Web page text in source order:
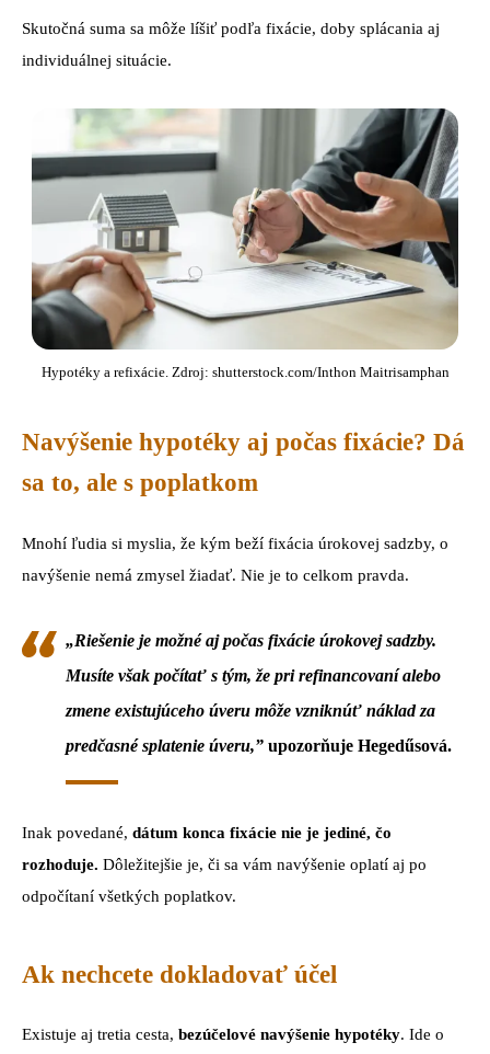
Skutočná suma sa môže líšiť podľa fixácie, doby splácania aj
individuálnej situácie.
Hypotéky a refixácie. Zdroj: shutterstock.com/Inthon Maitrisamphan
Navýšenie hypotéky aj počas fixácie? Dá
sa to, ale s poplatkom
Mnohí ľudia si myslia, že kým beží fixácia úrokovej sadzby, o
navýšenie nemá zmysel žiadať. Nie je to celkom pravda.
„Riešenie je možné aj počas fixácie úrokovej sadzby.
Musíte však počítať s tým, že pri refinancovaní alebo
zmene existujúceho úveru môže vzniknúť náklad za
predčasné splatenie úveru,” upozorňuje Hegedűsová.
Inak povedané, dátum konca fixácie nie je jediné, čo
rozhoduje. Dôležitejšie je, či sa vám navýšenie oplatí aj po
odpočítaní všetkých poplatkov.
Ak nechcete dokladovať účel
Existuje aj tretia cesta, bezúčelové navýšenie hypotéky. Ide o